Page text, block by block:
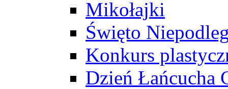
Mikołajki
Święto
Konkurs
Dzień Łańcucha